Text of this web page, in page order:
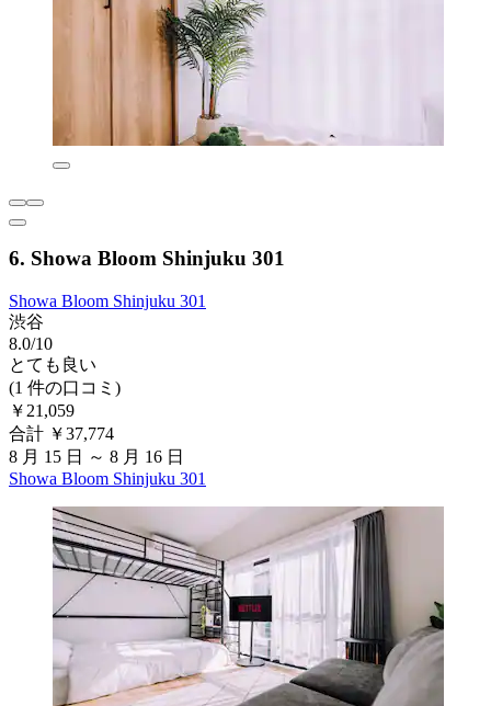
6. Showa Bloom Shinjuku 301
Showa Bloom Shinjuku 301
渋谷
8.0/10
とても良い
(1 件の口コミ)
￥21,059
合計 ￥37,774
8 月 15 日 ～ 8 月 16 日
Showa Bloom Shinjuku 301